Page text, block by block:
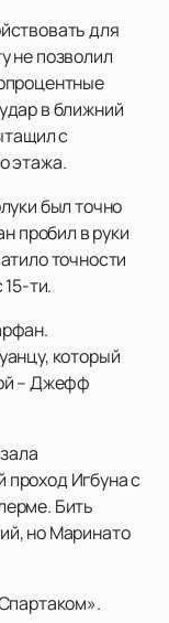
для
не позволил
в ближний
с
этажа.
был точно
пробил в руки
точности
ти.
который
– Джефф
Игбуна с
Бить
но Маринато